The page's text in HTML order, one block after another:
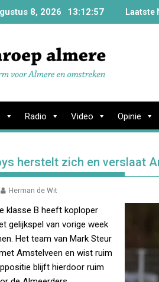
8, 2026 13:12:58 Laatste
Radio Video Opinie
herstelt zich en verslaat
Herman de Wit
klasse B heeft koploper
gelijkspel van vorige week
Het team van Mark Steur
Amstelveen en wist ruim
blijft hierdoor ruim